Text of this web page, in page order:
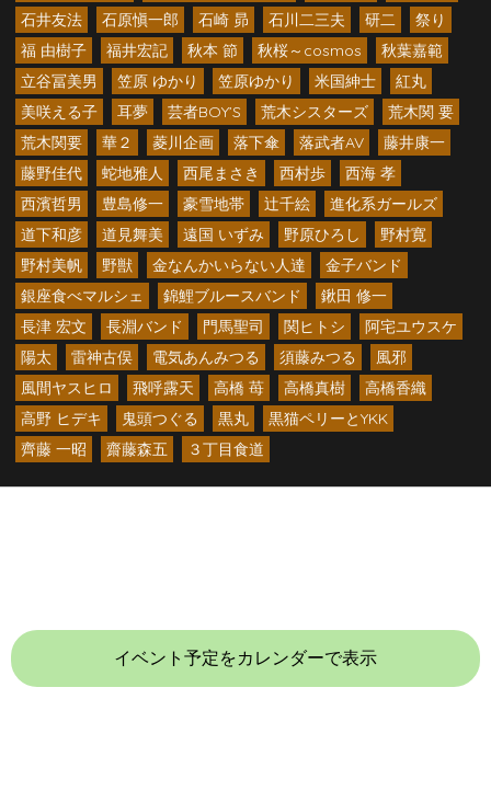
石井友法
石原愼一郎 石崎 昴 石川二三夫 研二
祭り
福 由樹子
福井宏記 秋本 節 秋桜～cosmos
秋葉嘉範
立谷冨美男
笠原 ゆかり 笠原ゆかり 米国紳士
紅丸
美咲える子
耳夢 芸者BOY’S 荒木シスターズ
荒木関 要
荒木関要
華２ 菱川企画 落下傘 落武者AV
藤井康一
藤野佳代
蛇地雅人 西尾まさき 西村歩
西海 孝
西濱哲男
豊島修一 豪雪地帯 辻千絵
進化系ガールズ
道下和彦
道見舞美 遠国 いずみ 野原ひろし
野村寛
野村美帆
野獣 金なんかいらない人達
金子バンド
銀座食べマルシェ
錦鯉ブルースバンド
鍬田 修一
長津 宏文
長淵バンド 門馬聖司 関ヒトシ
阿宅ユウスケ
陽太
雷神古俣 電気あんみつる 須藤みつる
風邪
風間ヤスヒロ
飛呼露天 高橋 苺 高橋真樹
高橋香織
高野 ヒデキ
鬼頭つぐる 黒丸
黒猫ペリーとYKK
齊藤 一昭
齋藤森五 ３丁目食道
イベント予定をカレンダーで表示